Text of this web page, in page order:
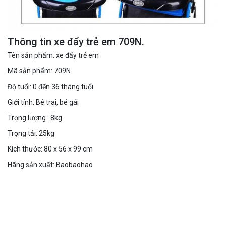
Thông tin xe đẩy trẻ em 709N.
Tên sản phẩm: xe đẩy trẻ em
Mã sản phẩm: 709N
Độ tuổi: 0 đến 36 tháng tuổi
Giới tính: Bé trai, bé gái
Trọng lượng : 8kg
Trọng tải: 25kg
Kích thước: 80 x 56 x 99 cm
Hãng sản xuất: Baobaohao